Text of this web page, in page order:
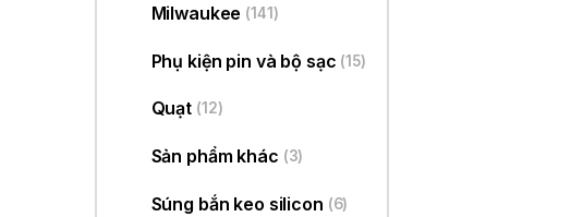
Milwaukee (141)
Phụ kiện pin và bộ sạc (15)
Quạt (12)
Sản phẩm khác (3)
Súng bắn keo silicon (6)